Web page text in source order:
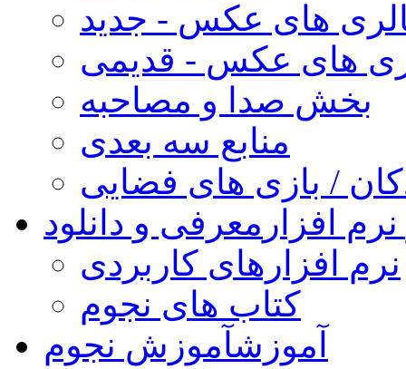
های عکس - جدید
های عکس - قدیمی
بخش صدا و مصاحبه
منابع سه بعدی
/ بازی های فضایی
افزار معرفی و دانلود
نرم افزارهای کاربردی
کتاب های نجوم
آموزشآموزش نجوم